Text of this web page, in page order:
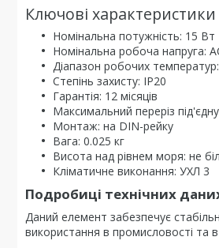
Ключові характеристики
Номінальна потужність: 15 Вт
Номінальна робоча напруга:
Діапазон робочих
Степінь захисту: IP20
Гарантія: 12 місяців
Максимальний переріз
Монтаж: на DIN-рейку
Вага: 0.025 кг
Висота над рівнем моря: не
Кліматичне виконання: УХЛ 3
Подробиці технічних
Даний елемент забезпечує
використання в промисловості та в